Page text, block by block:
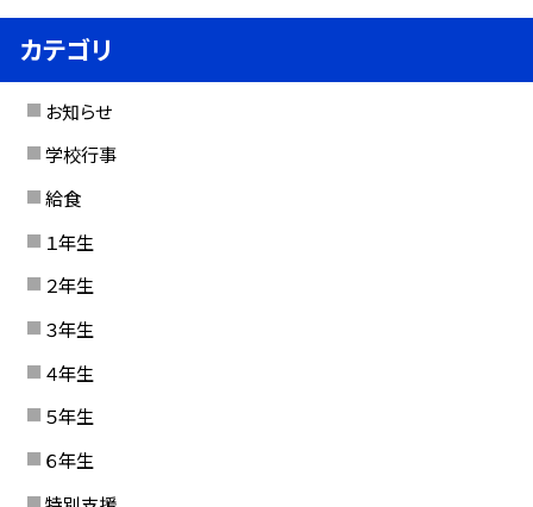
カテゴリ
お知らせ
学校行事
給食
１年生
２年生
３年生
４年生
５年生
６年生